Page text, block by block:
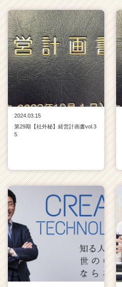
2024.03.15
第29期【社外秘】経営計画書vol.3
5